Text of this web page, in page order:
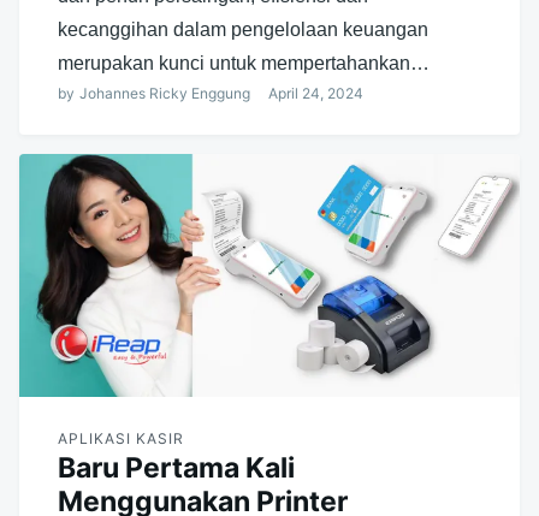
kecanggihan dalam pengelolaan keuangan
merupakan kunci untuk mempertahankan…
by Johannes Ricky Enggung April 24, 2024
APLIKASI KASIR
Baru Pertama Kali
Menggunakan Printer